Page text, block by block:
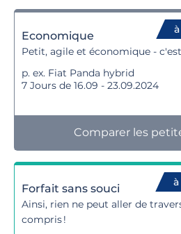
Economique
Petit, agile et économique -
p. ex. Fiat Panda hybrid
7 Jours de 16.09 - 23.09.2024
Comparer les
Forfait sans souci
Ainsi, rien ne peut aller de
compris !